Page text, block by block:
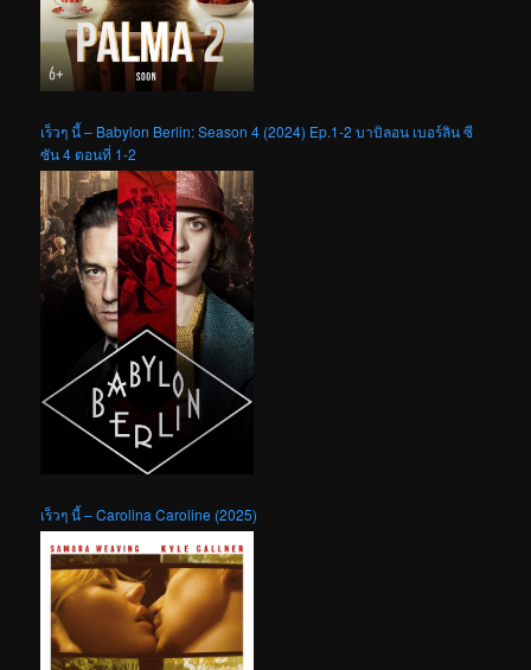
เร็วๆ นี้ – Babylon Berlin: Season 4 (2024) Ep.1-2 บาบิลอน เบอร์ลิน ซี
ซัน 4 ตอนที่ 1-2
เร็วๆ นี้ – Carolina Caroline (2025)